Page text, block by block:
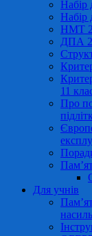
Набір
Набір
НМТ
ДПА
11
Про
Для учнів